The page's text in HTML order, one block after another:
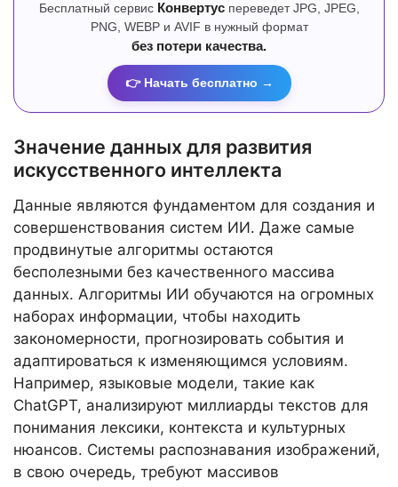
Бесплатный сервис Конвертуспереведет JPG, JPEG,
PNG, WEBP и AVIF в нужный формат
без потери качества.
👉 Начать бесплатно →
Значение данных для развития
искусственного интеллекта
Данные являются фундаментом для создания и
совершенствования систем ИИ. Даже самые
продвинутые алгоритмы остаются
бесполезными без качественного массива
данных. Алгоритмы ИИ обучаются на огромных
наборах информации, чтобы находить
закономерности, прогнозировать события и
адаптироваться к изменяющимся условиям.
Например, языковые модели, такие как
ChatGPT, анализируют миллиарды текстов для
понимания лексики, контекста и культурных
нюансов. Системы распознавания изображений,
в свою очередь, требуют массивов